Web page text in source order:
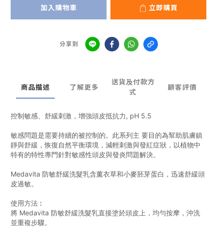
加入購物車 立即購買
分享到
商品描述 了解更多
送貨及付款方
式
顧客評價
控制敏感、舒緩刺激，增強頭皮抵抗力, pH 5.5
敏感問題是需要持續的被控制的。此系列主 要目的為幫助肌膚鎮
靜與舒緩，恢復自然平衡環境，減輕刺激與發紅症狀，以植物中
特有的特性專門針對敏感性頭皮與發炎問題解決。
Medavita 防敏舒緩洗髮乳含薰衣草和小麥胚芽蛋白，迅速舒緩頭
皮過敏。
使用方法︰
將 Medavita 防敏舒緩洗髮乳直接塗於頭皮上，均勻按摩，沖洗
並重複步驟。